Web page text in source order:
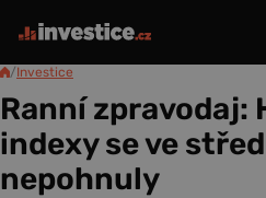
/Investice
Ranní zpravodaj:
indexy se ve
nepohnuly